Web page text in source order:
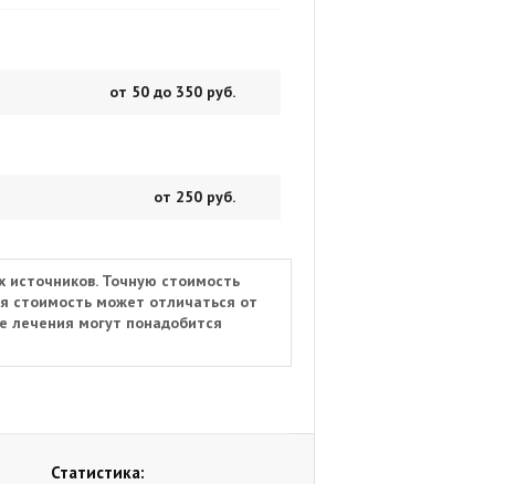
от 50 до 350 руб.
от 250 руб.
Точную стоимость
стоимость может отличаться от
лечения могут понадобится
Статистика: